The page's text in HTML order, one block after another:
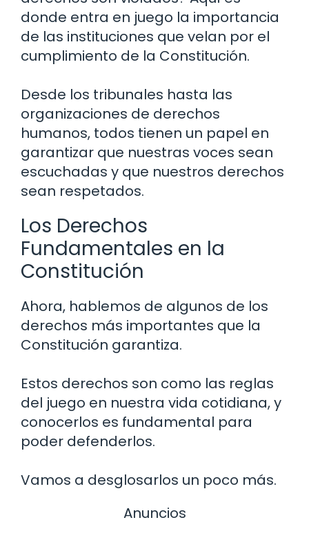
donde entra en juego la importancia
de las instituciones que velan por el
cumplimiento de la Constitución.
Desde los tribunales hasta las
organizaciones de derechos
humanos, todos tienen un papel en
garantizar que nuestras voces sean
escuchadas y que nuestros derechos
sean respetados.
Los Derechos
Fundamentales en la
Constitución
Ahora, hablemos de algunos de los
derechos más importantes que la
Constitución garantiza.
Estos derechos son como las reglas
del juego en nuestra vida cotidiana, y
conocerlos es fundamental para
poder defenderlos.
Vamos a desglosarlos un poco más.
Anuncios